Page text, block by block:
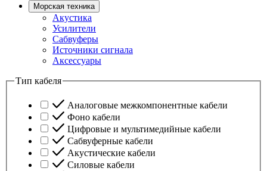
Морская техника
Акустика
Усилители
Сабвуферы
Источники сигнала
Аксессуары
Тип кабеля
Аналоговые межкомпонентные кабели
Фоно кабели
Цифровые и мультимедийные кабели
Сабвуферные кабели
Акустические кабели
Силовые кабели